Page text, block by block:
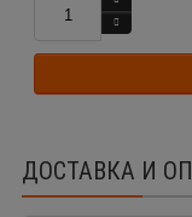
ДОСТАВКА И